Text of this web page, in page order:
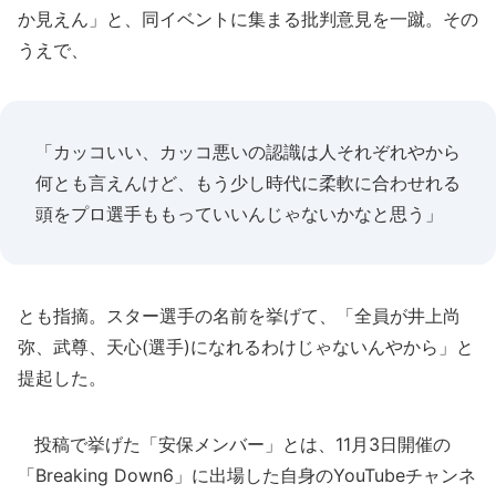
か見えん」と、同イベントに集まる批判意見を一蹴。その
うえで、
「カッコいい、カッコ悪いの認識は人それぞれやから
何とも言えんけど、もう少し時代に柔軟に合わせれる
頭をプロ選手ももっていいんじゃないかなと思う」
とも指摘。スター選手の名前を挙げて、「全員が井上尚
弥、武尊、天心(選手)になれるわけじゃないんやから」と
提起した。
投稿で挙げた「安保メンバー」とは、11月3日開催の
「Breaking Down6」に出場した自身のYouTubeチャンネ